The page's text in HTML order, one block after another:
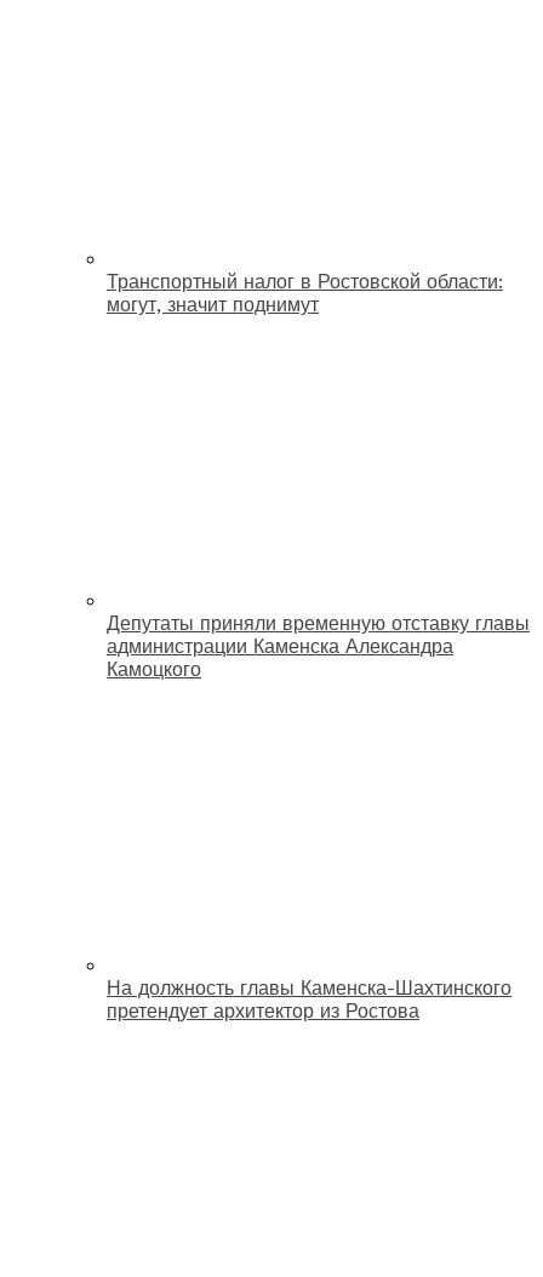
Транспортный налог в Ростовской области:
могут, значит поднимут
Депутаты приняли временную отставку главы
администрации Каменска Александра
Камоцкого
На должность главы Каменска-Шахтинского
претендует архитектор из Ростова